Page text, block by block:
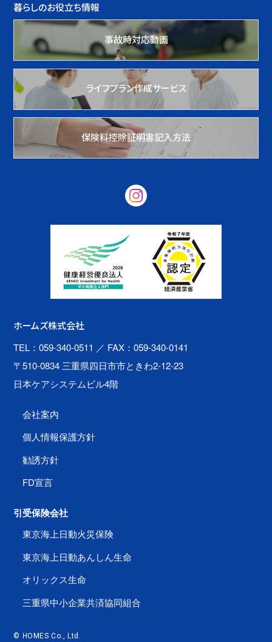
暮らしのお役立ち情報
事故時対応動画
ライフプラン作成サービス
保険料控除証明書記入方法
ホームズ株式会社
TEL：059-340-0511 ／ FAX：059-340-0141
〒510-0834 三重県四日市市ときわ2-12-23
日本ケアシステムビル4階
会社案内
個人情報保護方針
勧誘方針
FD宣言
引受保険会社
東京海上日動火災保険
東京海上日動あんしん生命
オリックス生命
三重県中小企業共済協同組合
© HOMES Co., Ltd.